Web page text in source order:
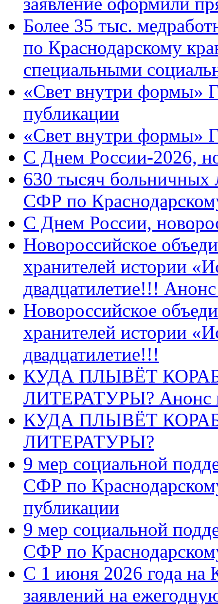
Более 35 тыс.
по Краснодарскому
специальными
«Свет внутри формы»
публикации
«Свет внутри формы»
C Днем России-2026,
630 тысяч больничных
СФР по
C Днем России,
Новороссийское
хранителей истории
двадцатилетие!!!
Новороссийское
хранителей истории
двадцатилетие!!!
КУДА ПЛЫВЁТ
ЛИТЕРАТУРЫ? Анонс
КУДА ПЛЫВЁТ
ЛИТЕРАТУРЫ?
9 мер социальной
СФР по
публикации
9 мер социальной
СФР по
С 1 июня 2026 года на
заявлений на